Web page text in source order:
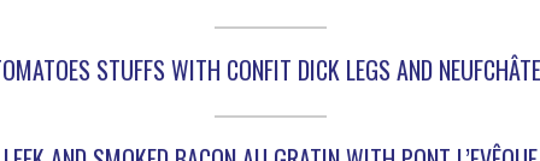
STUFFS WITH CONFIT DICK LEGS AND